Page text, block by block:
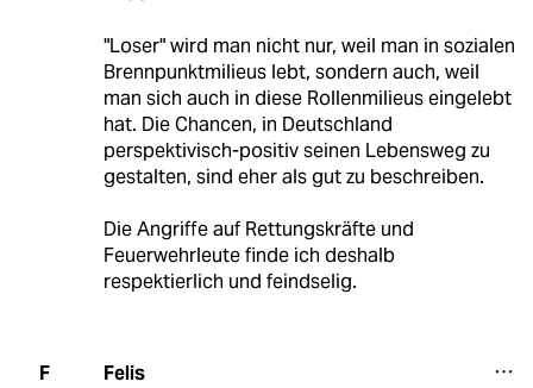
"Loser" wird man nicht nur, weil man in sozialen
Brennpunktmilieus lebt, sondern auch, weil
man sich auch in diese Rollenmilieus eingelebt
hat. Die Chancen, in Deutschland
perspektivisch-positiv seinen Lebensweg zu
gestalten, sind eher als gut zu beschreiben.
Die Angriffe auf Rettungskräfte und
Feuerwehrleute finde ich deshalb
respektierlich und feindselig.
F Felis